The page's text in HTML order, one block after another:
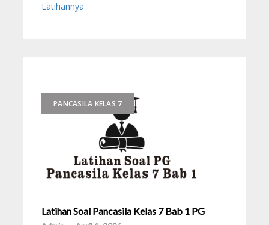
Latihannya
PANCASILA KELAS 7
Latihan Soal Pancasila Kelas 7 Bab 1 PG